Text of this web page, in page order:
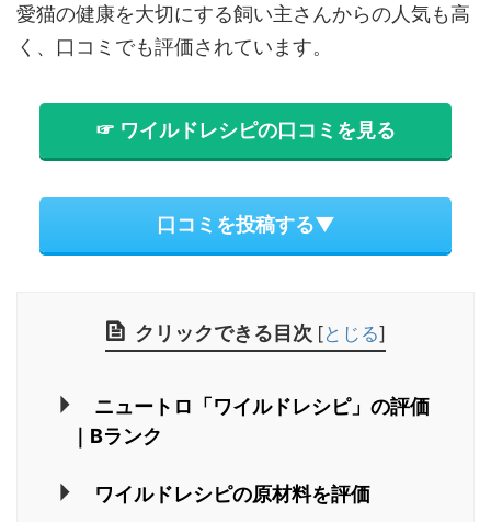
愛猫の健康を大切にする飼い主さんからの人気も高
く、口コミでも評価されています。
☞ ワイルドレシピの口コミを見る
口コミを投稿する▼
クリックできる目次 [とじる]
ニュートロ「ワイルドレシピ」の評価
｜Bランク
ワイルドレシピの原材料を評価